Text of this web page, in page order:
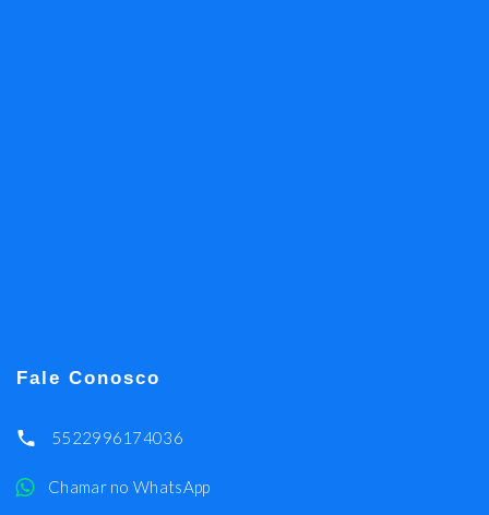
Fale Conosco
5522996174036
Chamar no WhatsApp